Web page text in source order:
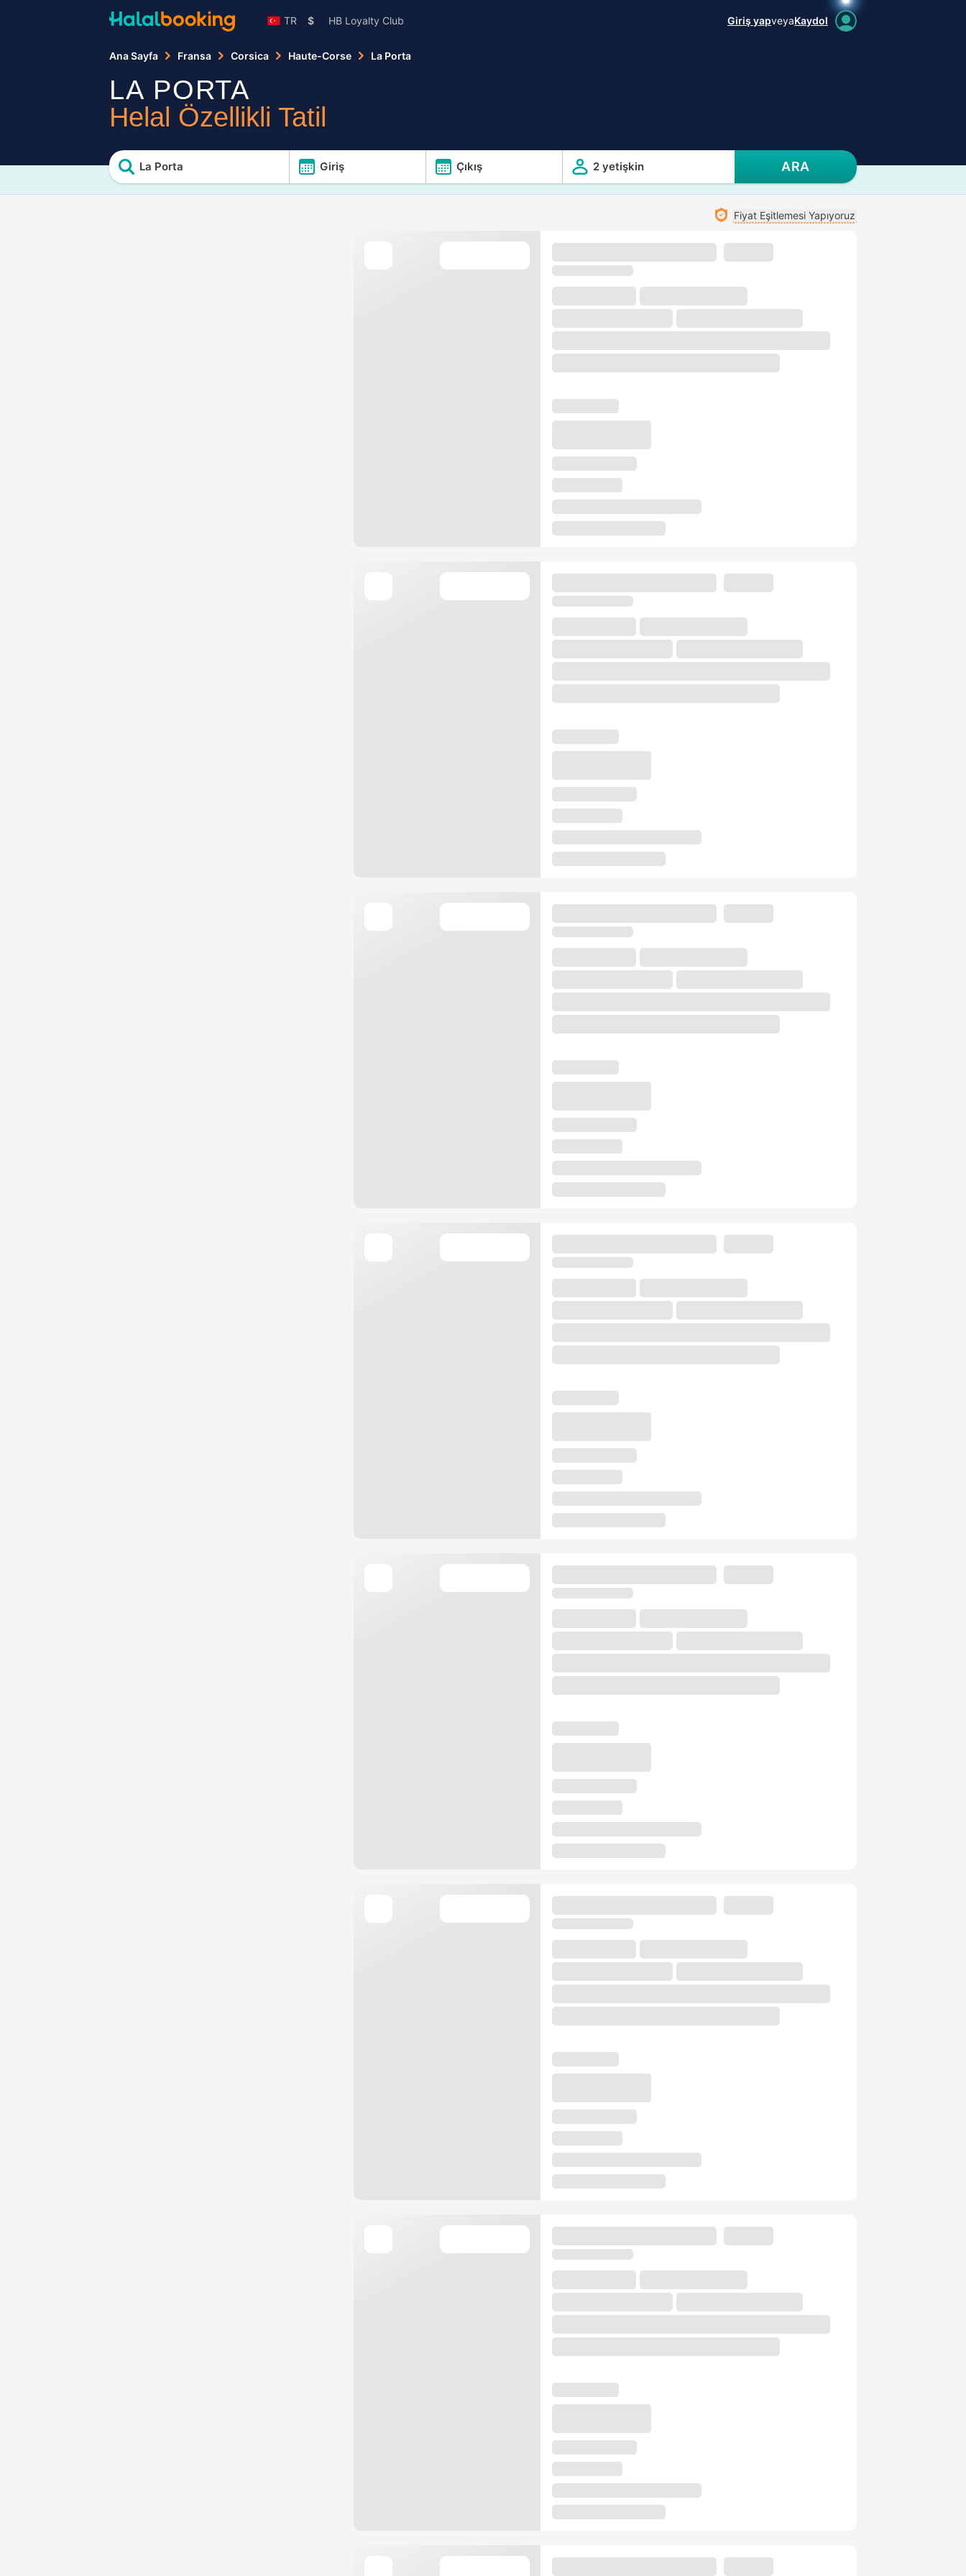
TR $ HB Loyalty Club Giriş yapveyaKaydol
Ana Sayfa Fransa Corsica Haute-Corse La Porta
LA PORTA
Helal Özellikli Tatil
La Porta Giriş Çıkış 2 yetişkin ARA
Fiyat Eşitlemesi Yapıyoruz